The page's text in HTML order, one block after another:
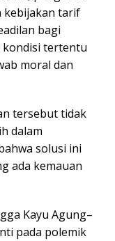
kebijakan tarif
bagi
kondisi tertentu
moral dan
tersebut tidak
dalam
solusi ini
ada kemauan
Kayu Agung–
pada polemik